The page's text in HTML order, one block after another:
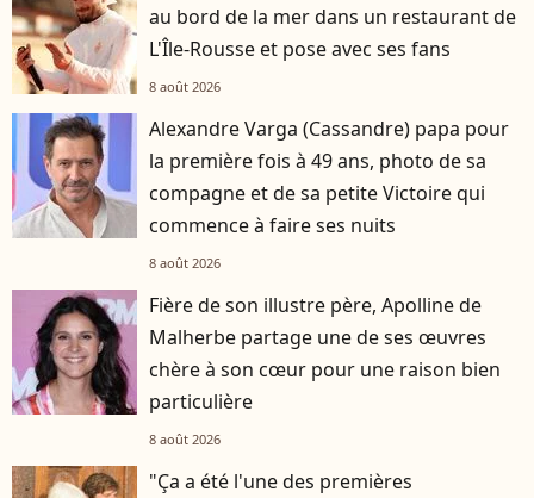
au bord de la mer dans un restaurant de
L'Île-Rousse et pose avec ses fans
8 août 2026
Alexandre Varga (Cassandre) papa pour
la première fois à 49 ans, photo de sa
compagne et de sa petite Victoire qui
commence à faire ses nuits
8 août 2026
Fière de son illustre père, Apolline de
Malherbe partage une de ses œuvres
chère à son cœur pour une raison bien
particulière
8 août 2026
"Ça a été l'une des premières